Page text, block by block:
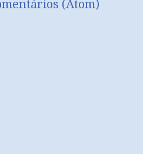
(Atom)